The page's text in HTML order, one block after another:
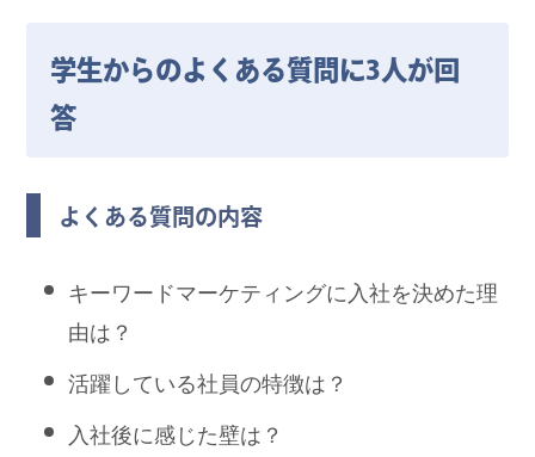
学生からのよくある質問に3人が回
答
よくある質問の内容
キーワードマーケティングに入社を決めた理
由は？
活躍している社員の特徴は？
入社後に感じた壁は？